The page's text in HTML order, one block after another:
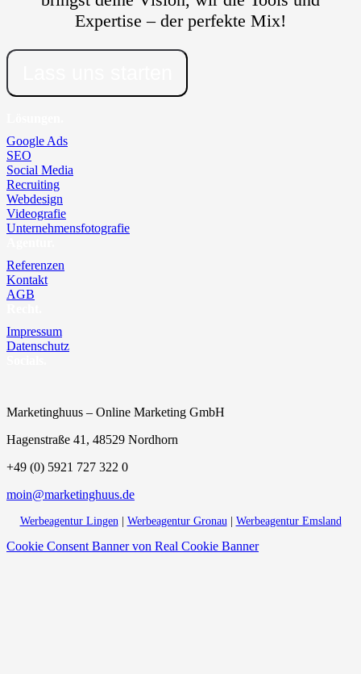
Expertise – der perfekte Mix!
Google Ads
SEO
Social Media
Recruiting
Webdesign
Videografie
Unternehmensfotografie
Referenzen
Kontakt
AGB
Impressum
Datenschutz
Marketinghuus – Online Marketing GmbH
Hagenstraße 41, 48529 Nordhorn
+49 (0) 5921 727 322 0
moin@marketinghuus.de
Werbeagentur Lingen| Werbeagentur Gronau| Werbeagentur Emsland
Cookie Consent Banner von Real Cookie Banner